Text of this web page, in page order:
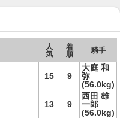
人
気
着
順
騎手
15 9
大庭 和
弥
(56.0kg)
13 9
西田 雄
一郎
(56.0kg)